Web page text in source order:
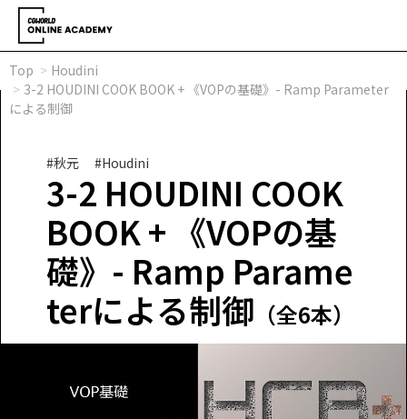
Top
Houdini
3-2 HOUDINI COOK BOOK + 《VOPの基礎》- Ramp Parameter
による制御
#秋元 #Houdini
3-2 HOUDINI COOK
BOOK + 《VOPの基
礎》- Ramp Parame
terによる制御 （全6本）